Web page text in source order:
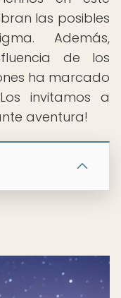
las posibles
Además,
de los
ha marcado
invitamos a
aventura!